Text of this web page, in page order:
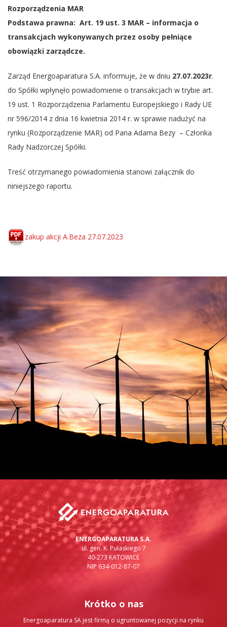
Rozporządzenia MAR
Podstawa prawna: Art. 19 ust. 3 MAR – informacja o
transakcjach wykonywanych przez osoby pełniące
obowiązki zarządcze.
Zarząd Energoaparatura S.A. informuje, że w dniu 27.07.2023r.
do Spółki wpłynęło powiadomienie o transakcjach w trybie art.
19 ust. 1 Rozporządzenia Parlamentu Europejskiego i Rady UE
nr 596/2014 z dnia 16 kwietnia 2014 r. w sprawie nadużyć na
rynku (Rozporządzenie MAR) od Pana Adama Bezy – Członka
Rady Nadzorczej Spółki.
Treść otrzymanego powiadomienia stanowi załącznik do
niniejszego raportu.
zakup akcji A.Beza 27.07.2023
ENERGOAPARATURA S.A.
ul. gen. K. Pułaskiego 7
40-273 KATOWICE
NIP 634-012-87-07
Krótko o nas
Energoaparatura SA jest firmą o ugruntowanej pozycji na rynku